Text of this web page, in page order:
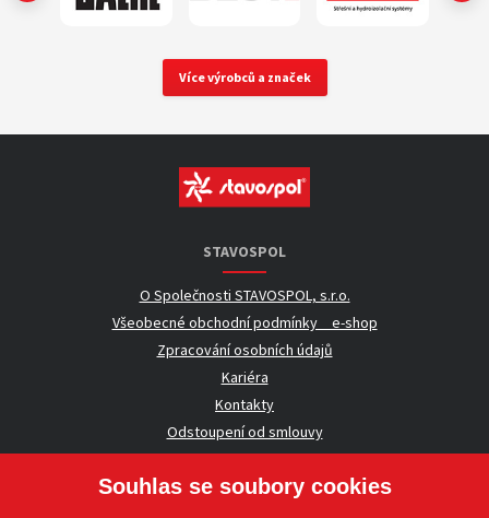
Více výrobců a značek
STAVOSPOL
O Společnosti STAVOSPOL, s.r.o.
Všeobecné obchodní podmínky _ e-shop
Zpracování osobních údajů
Kariéra
Kontakty
Odstoupení od smlouvy
UŽITEČNÉ INFORMACE
Souhlas se soubory cookies